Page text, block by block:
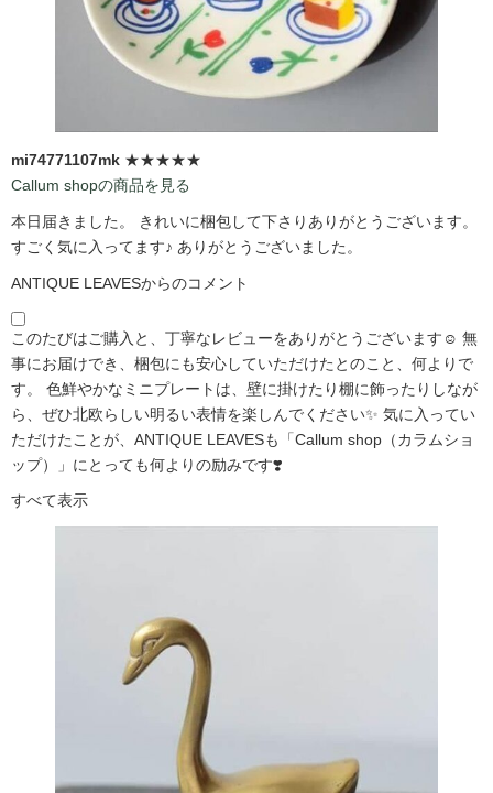
mi74771107mk ★★★★★
Callum shopの商品を見る
本日届きました。 きれいに梱包して下さりありがとうございます。
すごく気に入ってます♪ ありがとうございました。
ANTIQUE LEAVESからのコメント
このたびはご購入と、丁寧なレビューをありがとうございます☺️ 無
事にお届けでき、梱包にも安心していただけたとのこと、何よりで
す。 色鮮やかなミニプレートは、壁に掛けたり棚に飾ったりしなが
ら、ぜひ北欧らしい明るい表情を楽しんでください✨ 気に入ってい
ただけたことが、ANTIQUE LEAVESも「Callum shop（カラムショ
ップ）」にとっても何よりの励みです❣️
すべて表示